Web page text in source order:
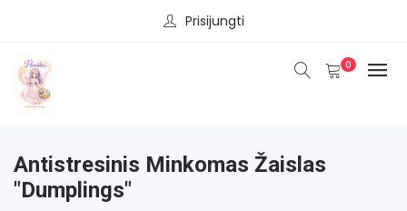
Prisijungti
0
Antistresinis Minkomas Žaislas
"Dumplings"